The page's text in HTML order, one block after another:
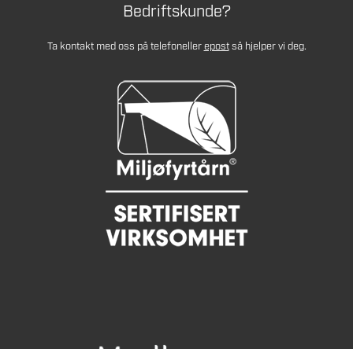
Bedriftskunde?
Ta kontakt med oss på telefonellerepostså hjelper vi deg.